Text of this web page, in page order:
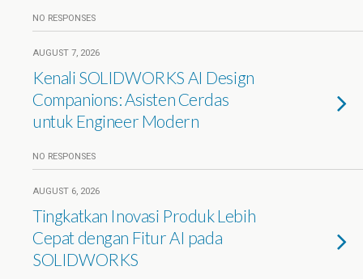
NO RESPONSES
AUGUST 7, 2026
Kenali SOLIDWORKS AI Design
Companions: Asisten Cerdas
untuk Engineer Modern
NO RESPONSES
AUGUST 6, 2026
Tingkatkan Inovasi Produk Lebih
Cepat dengan Fitur AI pada
SOLIDWORKS